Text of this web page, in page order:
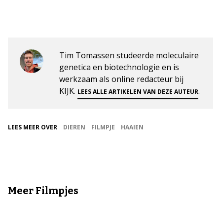
Tim Tomassen studeerde moleculaire
genetica en biotechnologie en is
werkzaam als online redacteur bij
KIJK. LEES ALLE ARTIKELEN VAN DEZE AUTEUR.
LEES MEER OVER DIEREN FILMPJE HAAIEN
Meer Filmpjes